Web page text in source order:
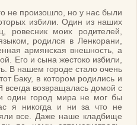
не произошло, но у нас были
избили. Один из наших
ровесник моих родителей,
родился в Ленкорани,
армянская внешность, а
Его и сына жестоко избили,
В нашем городе стало очень
Баку, в котором родились и
возвращалась домой с
один город мира не мог бы
я никогда и ни за что не
все. Даже наше кладбище